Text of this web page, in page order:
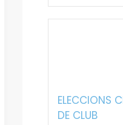
ELECCIONS
DE CLUB